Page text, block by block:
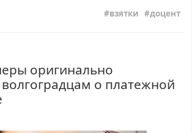
взятки доцент
оригинально
о платежной